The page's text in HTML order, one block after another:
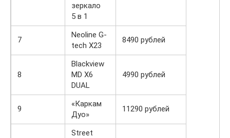
зеркало
5 в 1
7
Neoline G-
tech X23
8490 рублей
8
Blackview
MD X6
DUAL
4990 рублей
9
«Каркам
Дуо»
11290 рублей
Street